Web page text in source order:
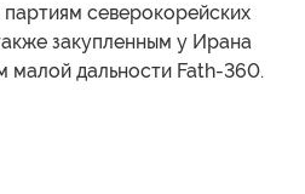
северокорейских
закупленным у Ирана
малой дальности Fath-360.